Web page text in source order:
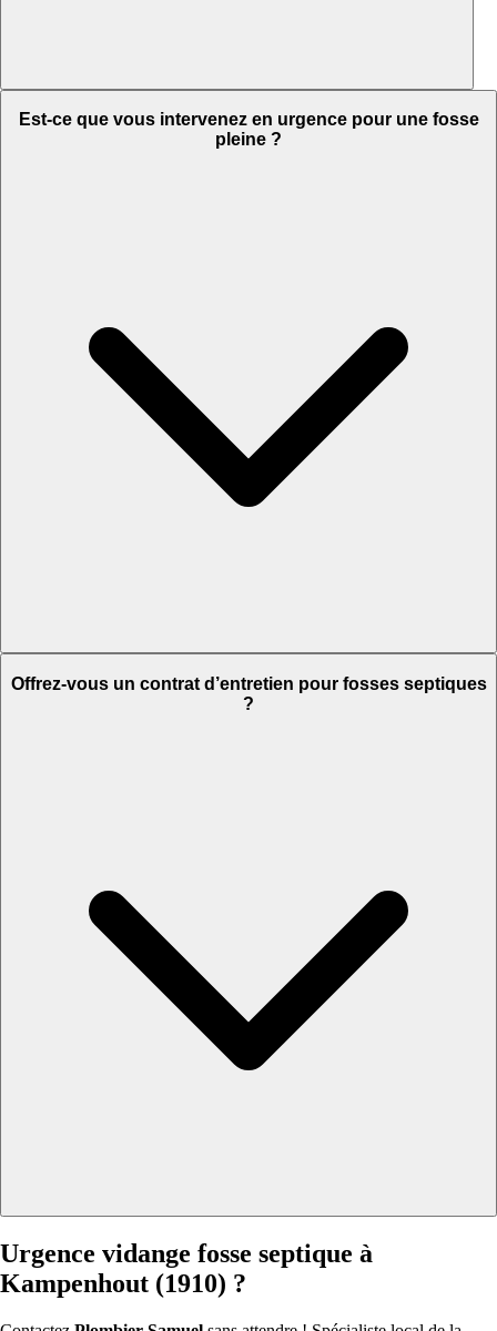
Est-ce que vous intervenez en urgence pour une fosse
pleine ?
Offrez-vous un contrat d’entretien pour fosses septiques
?
Urgence vidange fosse septique à
Kampenhout (1910) ?